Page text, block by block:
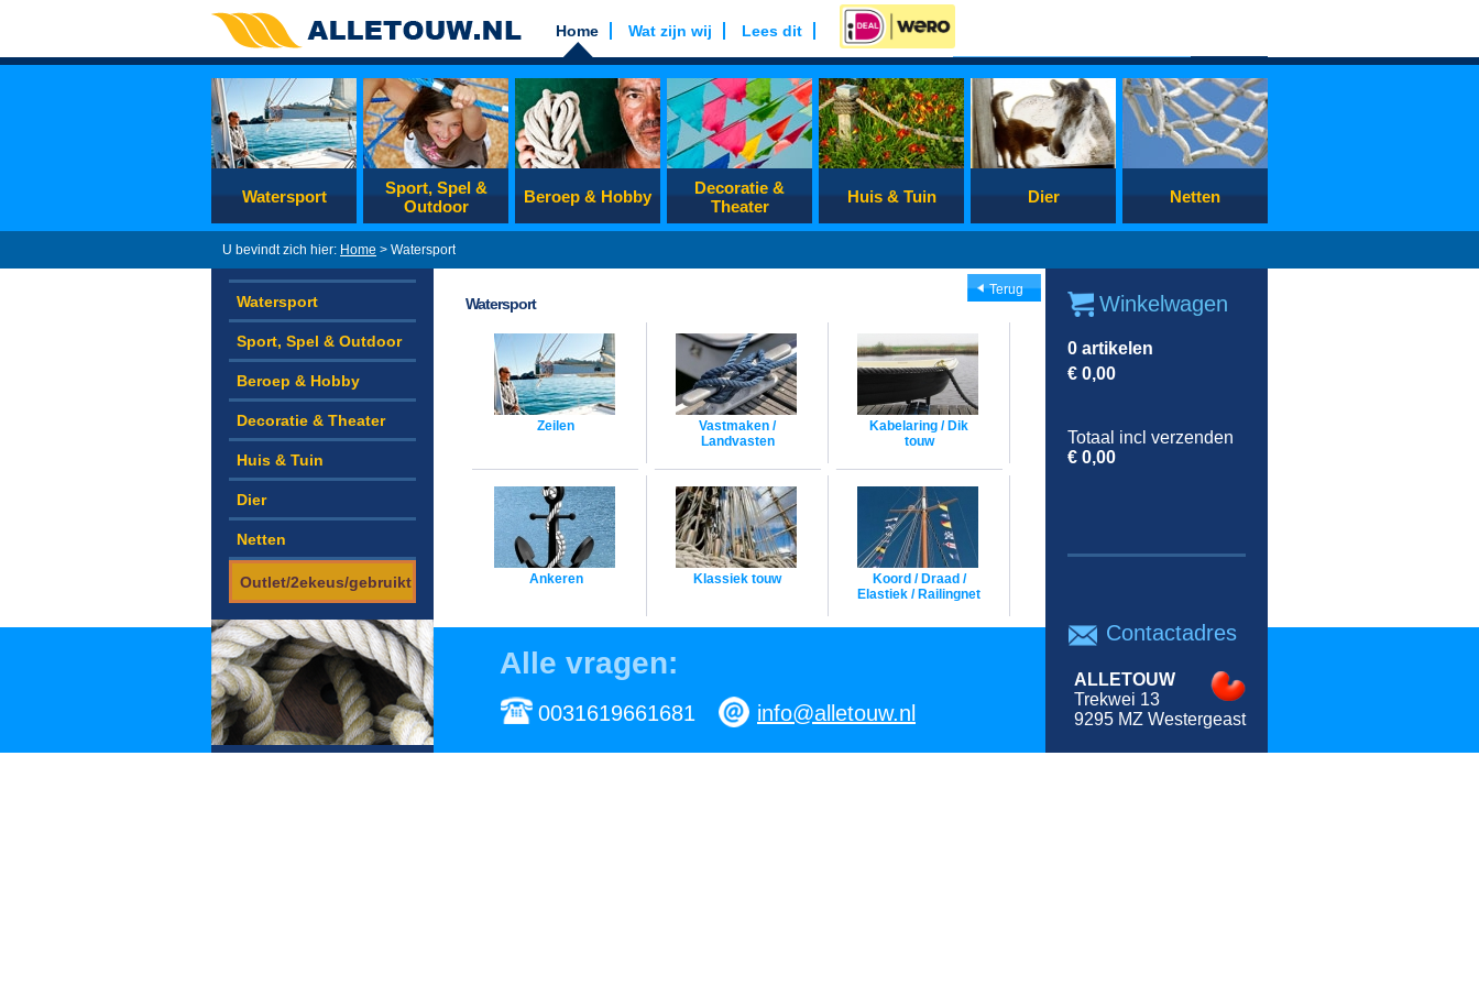
Home Wat zijn wij Lees dit
Watersport
Sport, Spel &
Outdoor
Beroep & Hobby
Decoratie &
Theater
Huis & Tuin Dier Netten
U bevindt zich hier: Home > Watersport
Watersport
Sport, Spel & Outdoor
Beroep & Hobby
Decoratie & Theater
Huis & Tuin
Dier
Netten
Outlet/2ekeus/gebruikt
Terug
Watersport
Zeilen
Vastmaken /
Landvasten
Kabelaring / Dik
touw
Ankeren Klassiek touw
Koord / Draad /
Elastiek / Railingnet
Alle vragen:
0031619661681 info@alletouw.nl
Winkelwagen
0 artikelen
€ 0,00
Totaal incl verzenden
€ 0,00
Contactadres
ALLETOUW
Trekwei 13
9295 MZ Westergeast